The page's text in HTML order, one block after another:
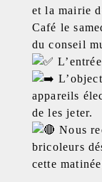
et la mairie
Café le
du conseil
appareils
de les jeter.
Nous
bricoleurs
cette